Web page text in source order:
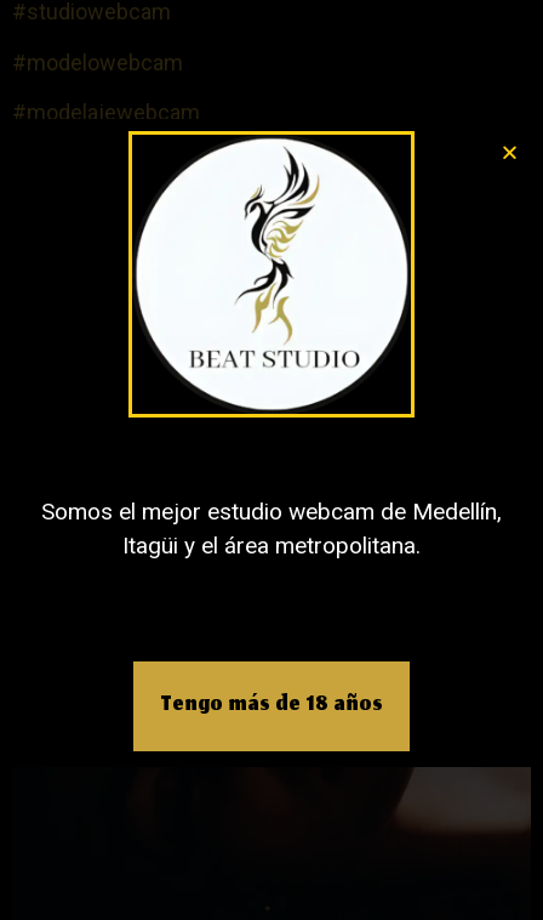
#studiowebcam
#modelowebcam
#modelajewebcam
#agenciademodelos
¿Te ha gustado esta publicación?
¡Compártela!
Facebook
Somos el mejor estudio webcam de Medellín,
Itagüi y el área metropolitana.
Tengo más de 18 años